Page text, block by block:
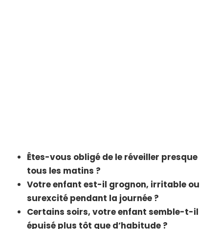
Êtes-vous obligé de le réveiller presque
tous les matins ?
Votre enfant est-il grognon, irritable ou
surexcité pendant la journée ?
Certains soirs, votre enfant semble-t-il
épuisé plus tôt que d’habitude ?